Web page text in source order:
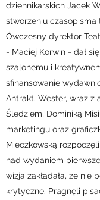
dziennikarskich Jacek
stworzeniu czasopisma
Ówczesny dyrektor
- Maciej Korwin - dał
szalonemu i
sfinansowanie
Antrakt. Wester, wraz z
Śledziem, Dominiką
marketingu oraz
Mieczkowską
nad wydaniem
wizja zakładała, że nie
krytyczne. Pragnęli